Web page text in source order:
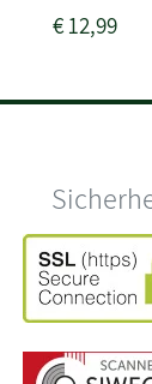
€12,99